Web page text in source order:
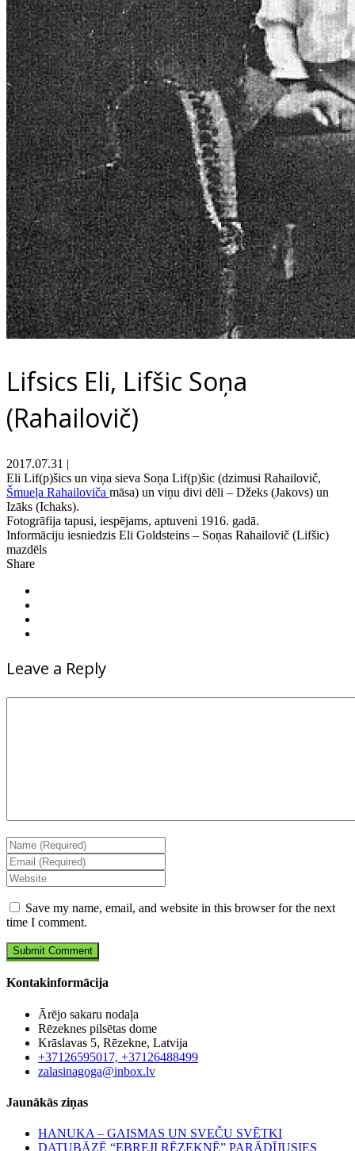
Lifsics Eli, Lifšic Soņa
(Rahailovič)
2017.07.31 |
Eli Lif(p)šics un viņa sieva Soņa Lif(p)šic (dzimusi Rahailovič,
Šmueļa Rahailoviča māsa) un viņu divi dēli – Džeks (Jakovs) un
Izāks (Ichaks).
Fotogrāfija tapusi, iespējams, aptuveni 1916. gadā.
Informāciju iesniedzis Eli Goldsteins – Soņas Rahailovič (Lifšic)
mazdēls
Share
Leave a Reply
Save my name, email, and website in this browser for the next
time I comment.
Kontakinformācija
Ārējo sakaru nodaļa
Rēzeknes pilsētas dome
Krāslavas 5, Rēzekne, Latvija
+37126595017, +37126488499
zalasinagoga@inbox.lv
Jaunākās ziņas
HANUKA – GAISMAS UN SVEČU SVĒTKI
DATUBĀZĒ “EBREJI RĒZEKNĒ” PARĀDĪJUSIES